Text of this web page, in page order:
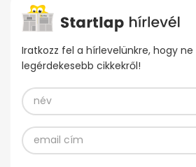
Iratkozz fel a hírlevelünkre, hogy
legérdekesebb cikkekről!